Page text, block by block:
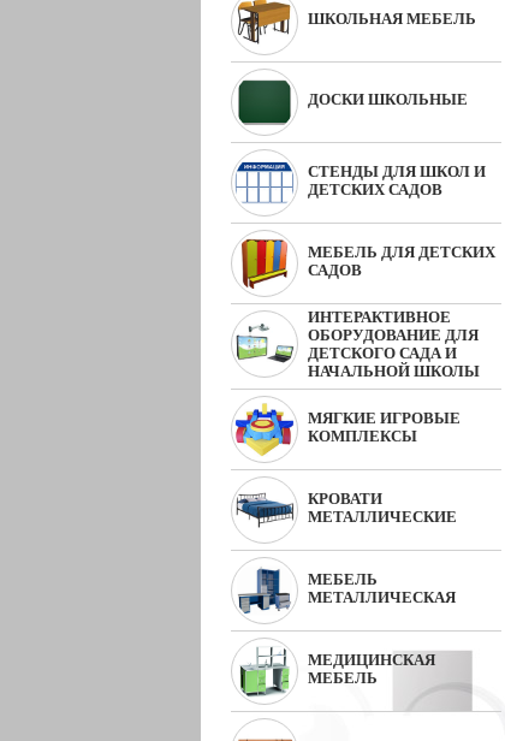
ШКОЛЬНАЯ МЕБЕЛЬ
ДОСКИ ШКОЛЬНЫЕ
СТЕНДЫ ДЛЯ ШКОЛ И
ДЕТСКИХ САДОВ
МЕБЕЛЬ ДЛЯ ДЕТСКИХ
САДОВ
ИНТЕРАКТИВНОЕ
ОБОРУДОВАНИЕ ДЛЯ
ДЕТСКОГО САДА И
НАЧАЛЬНОЙ ШКОЛЫ
МЯГКИЕ ИГРОВЫЕ
КОМПЛЕКСЫ
КРОВАТИ
МЕТАЛЛИЧЕСКИЕ
МЕБЕЛЬ
МЕТАЛЛИЧЕСКАЯ
МЕДИЦИНСКАЯ
МЕБЕЛЬ